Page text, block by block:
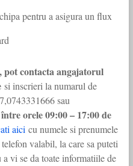
pentru a asigura un flux
pot contacta angajatorul
si inscrieri la numarul de
sau
orele 09:00 – 17:00 de
aici cu numele si prenumele
valabil, la care sa puteti
vi se da toate informatiile de